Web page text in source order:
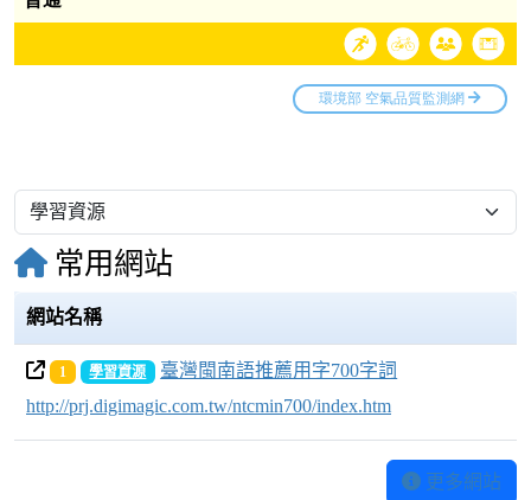
常用網站
網站名稱
1 學習資源
臺灣閩南語推薦用字700字詞
http://prj.digimagic.com.tw/ntcmin700/index.htm
更多網站